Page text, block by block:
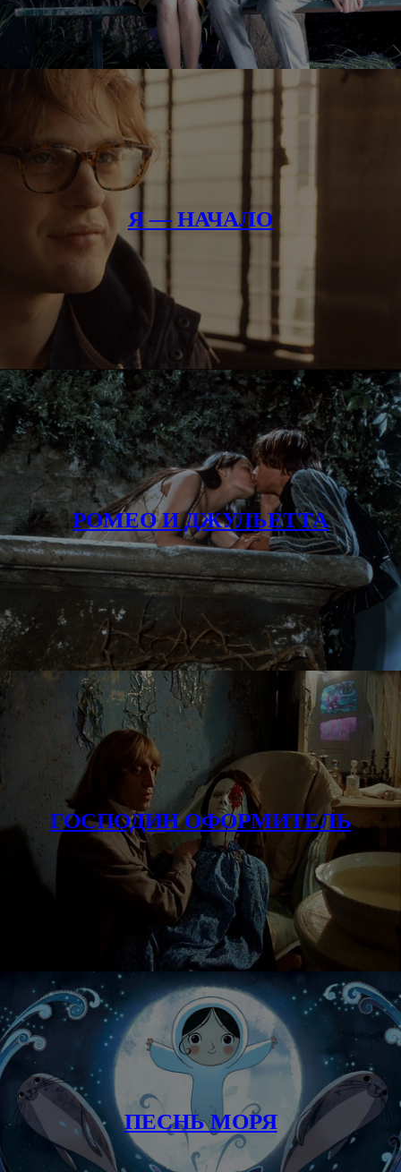
Я — НАЧАЛО
РОМЕО И ДЖУЛЬЕТТА
ГОСПОДИН ОФОРМИТЕЛЬ
ПЕСНЬ МОРЯ